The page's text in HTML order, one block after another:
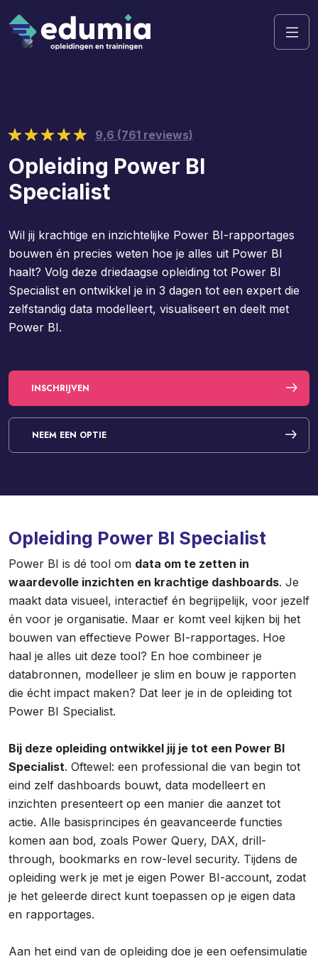
9,6 (761 reviews)
Opleiding Power BI
Specialist
Wil jij krachtige en inzichtelijke Power BI-rapportages
bouwen én precies weten hoe je alles uit Power BI
haalt? Volg deze driedaagse opleiding tot Power BI
Specialist en ontwikkel je in 3 dagen tot een expert die
zelfstandig data modelleert, visualiseert en deelt met
Power BI.
INSCHRIJVEN
NEEM EEN OPTIE
Opleiding Power BI Specialist
Power BI is dé tool om data om te zetten in
waardevolle inzichten en krachtige dashboards. Je
maakt data visueel, interactief én begrijpelijk, voor jezelf
én voor je organisatie. Maar er komt veel kijken bij het
bouwen van effectieve Power BI-rapportages. Hoe
haal je alles uit deze tool? En hoe combineer je
databronnen, modelleer je slim en bouw je rapporten
die écht impact maken? Dat leer je in de opleiding tot
Power BI Specialist.
Bij deze opleiding ontwikkel jij je tot een Power BI
Specialist. Oftewel: een professional die van begin tot
eind zelf dashboards bouwt, data modelleert en
inzichten presenteert op een manier die aanzet tot
actie. Alle basisprincipes én geavanceerde functies
komen aan bod, zoals Power Query, DAX, drill-
through, bookmarks en row-level security. Tijdens de
opleiding werk je met je eigen Power BI-account, zodat
je het geleerde direct kunt toepassen op je eigen data
en rapportages.
Aan het eind van de opleiding doe je een oefensimulatie